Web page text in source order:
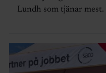
Lundh som tjänar mest.